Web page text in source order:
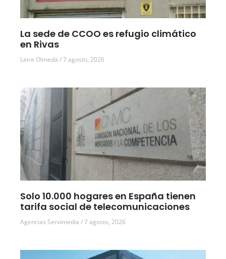
La sede de CCOO es refugio climático
en Rivas
Leire Olmeda 7 agosto, 2026
Solo 10.000 hogares en España tienen
tarifa social de telecomunicaciones
Agencias Servimedia 7 agosto, 2026